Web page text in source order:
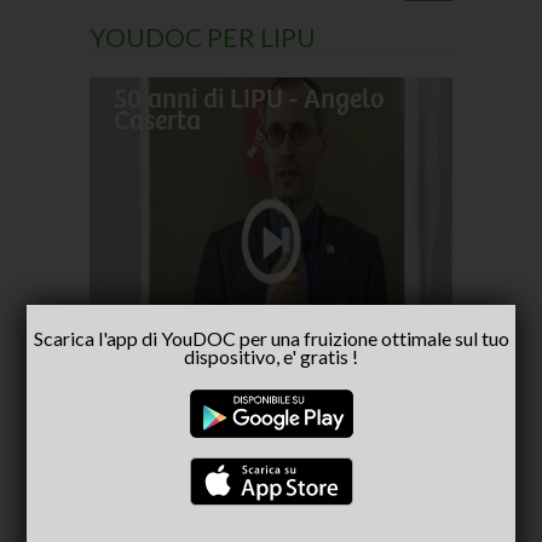
YOUDOC PER LIPU
50 anni di LIPU - Angelo
Caserta
CONSIGLIATI PER TE(ACTIVE TAB)
Scarica l'app di YouDOC per una fruizione ottimale sul tuo
dispositivo, e' gratis !